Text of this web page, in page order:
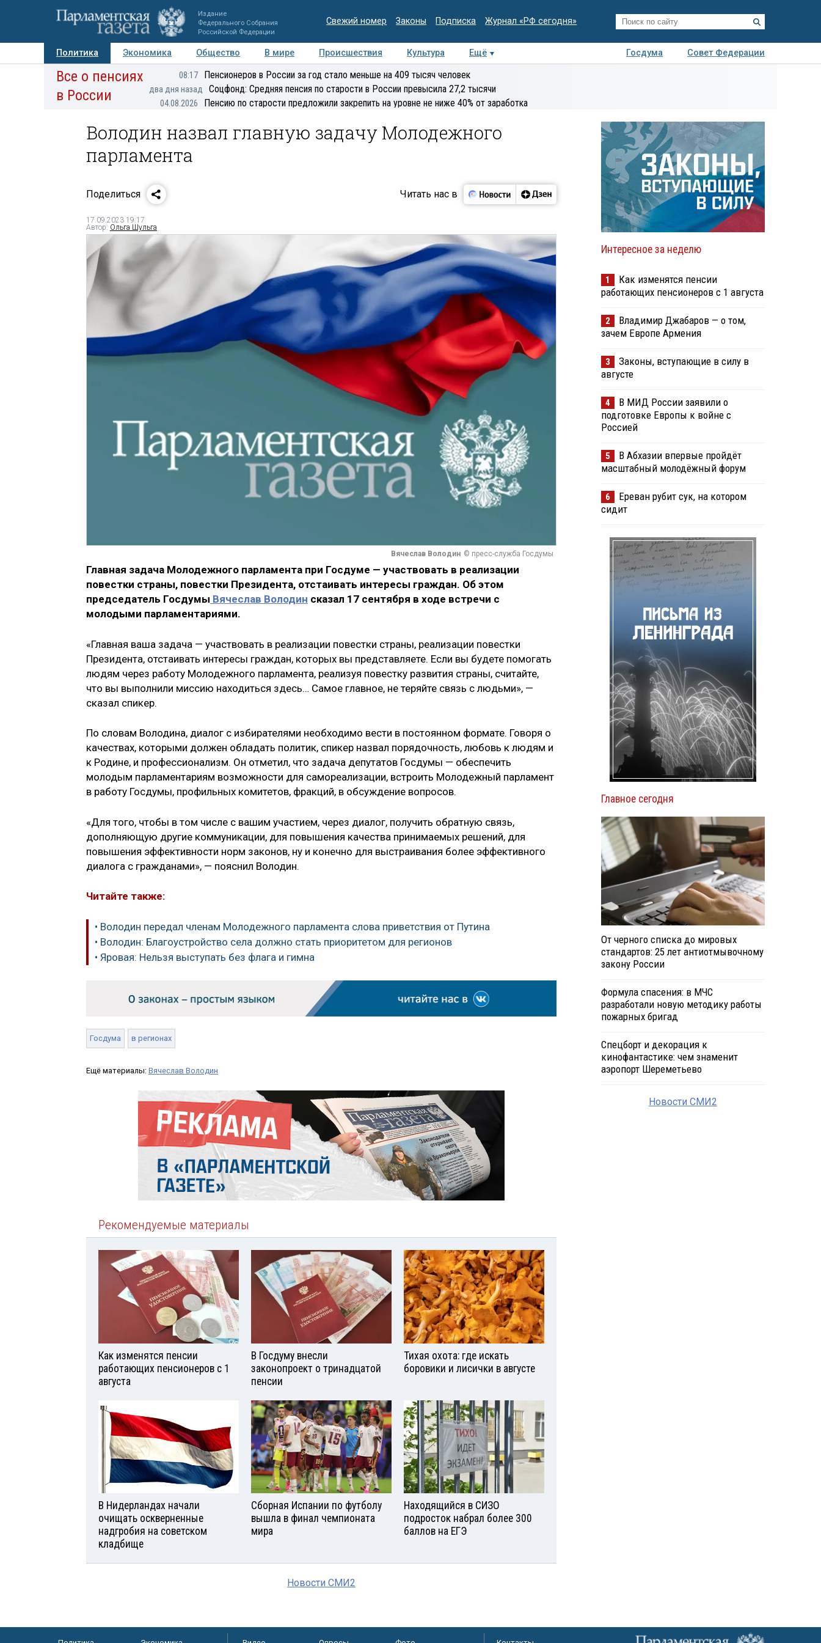
Издание
Федерального Собрания
Российской Федерации
Свежий номер Законы Подписка Журнал «РФ сегодня»
Политика Экономика Общество В мире Происшествия Культура Ещё Госдума
Совет Федерации
Авторы Персоны Мнения Регионы Медиацентр Интервью Колумнисты
Все о пенсиях
в России
08:17 Пенсионеров в России за год стало меньше на 409 тысяч человек
два дня назад Соцфонд: Средняя пенсия по старости в России превысила 27,2 тысячи
04.08.2026 Пенсию по старости предложили закрепить на уровне не ниже 40% от заработка
Володин назвал главную задачу Молодежного
парламента
Поделиться Читать нас в
17.09.2023 19:17
Автор: Ольга Шульга
Вячеслав Володин © пресс-служба Госдумы
Главная задача Молодежного парламента при Госдуме — участвовать в реализации
повестки страны, повестки Президента, отстаивать интересы граждан. Об этом
председатель Госдумы Вячеслав Володин сказал 17 сентября в ходе встречи с
молодыми парламентариями.
«Главная ваша задача — участвовать в реализации повестки страны, реализации повестки
Президента, отстаивать интересы граждан, которых вы представляете. Если вы будете помогать
людям через работу Молодежного парламента, реализуя повестку развития страны, считайте,
что вы выполнили миссию находиться здесь… Самое главное, не теряйте связь с людьми», —
сказал спикер.
По словам Володина, диалог с избирателями необходимо вести в постоянном формате. Говоря о
качествах, которыми должен обладать политик, спикер назвал порядочность, любовь к людям и
к Родине, и профессионализм. Он отметил, что задача депутатов Госдумы — обеспечить
молодым парламентариям возможности для самореализации, встроить Молодежный парламент
в работу Госдумы, профильных комитетов, фракций, в обсуждение вопросов.
«Для того, чтобы в том числе с вашим участием, через диалог, получить обратную связь,
дополняющую другие коммуникации, для повышения качества принимаемых решений, для
повышения эффективности норм законов, ну и конечно для выстраивания более эффективного
диалога с гражданами», — пояснил Володин.
Читайте также:
• Володин передал членам Молодежного парламента слова приветствия от Путина
• Володин: Благоустройство села должно стать приоритетом для регионов
• Яровая: Нельзя выступать без флага и гимна
Госдума в регионах
Ещё материалы: Вячеслав Володин
Рекомендуемые материалы
Как изменятся пенсии
работающих пенсионеров с 1
августа
В Госдуму внесли
законопроект о тринадцатой
пенсии
Тихая охота: где искать
боровики и лисички в августе
В Нидерландах начали
очищать оскверненные
надгробия на советском
кладбище
Сборная Испании по футболу
вышла в финал чемпионата
мира
Находящийся в СИЗО
подросток набрал более 300
баллов на ЕГЭ
Новости СМИ2
Интересное за неделю
1
Как изменятся пенсии
работающих пенсионеров с 1 августа
2
Владимир Джабаров — о том,
зачем Европе Армения
3
Законы, вступающие в силу в
августе
4
В МИД России заявили о
подготовке Европы к войне с
Россией
5
В Абхазии впервые пройдёт
масштабный молодёжный форум
6
Ереван рубит сук, на котором
сидит
Главное сегодня
От черного списка до мировых
стандартов: 25 лет антиотмывочному
закону России
Формула спасения: в МЧС
разработали новую методику работы
пожарных бригад
Спецборт и декорация к
кинофантастике: чем знаменит
аэропорт Шереметьево
Новости СМИ2